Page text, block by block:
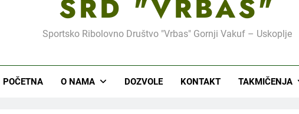
Održanom općinskom takmičenju SRD „Vrbas“ Gornji Vakuf-
Na Ribarskom Domu Lnište održan tradicionalni
SRD "VRBAS"
Sportsko Ribolovno Društvo "Vrbas" Gornji Vakuf – Uskoplje
POČETNA O NAMA DOZVOLE KONTAKT TAKMIČENJA